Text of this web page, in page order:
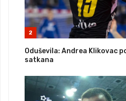
2
Oduševila: Andrea Klikovac
satkana